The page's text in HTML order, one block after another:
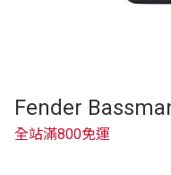
Fender
全站滿800免運